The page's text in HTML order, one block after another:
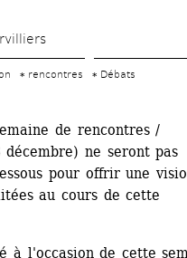
rencontres Débats
de rencontres /
ne seront pas
pour offrir une
au cours de cette
à l'occasion de cette